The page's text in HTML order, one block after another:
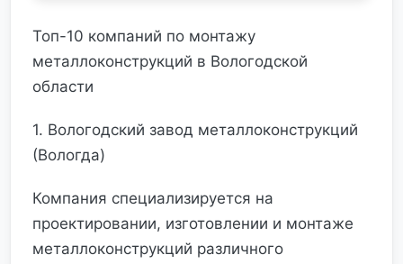
Топ-10 компаний по монтажу
металлоконструкций в Вологодской
области
1. Вологодский завод металлоконструкций
(Вологда)
Компания специализируется на
проектировании, изготовлении и монтаже
металлоконструкций различного